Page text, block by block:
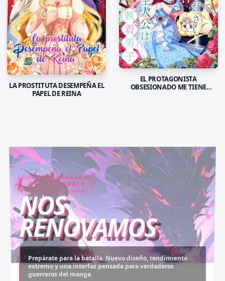
LA PROSTITUTA DESEMPEÑA EL
PAPEL DE REINA
EL PROTAGONISTA
OBSESIONADO ME TIENE
V 2.0 UPDATE
NOS
RENOVAMOS
Prepárate para la batalla. Nuevo diseño, rendimiento
extremo y una interfaz pensada para verdaderos
guerreros del manga.
COIN RUSH
Desbloquea capítulos legendarios. Recarga tus monedas
y accede al contenido más exclusivo sin límites.
ELITE PASS
Asciende al rango máximo. Experiencia sin anuncios,
descargas infinitas y acceso anticipado.